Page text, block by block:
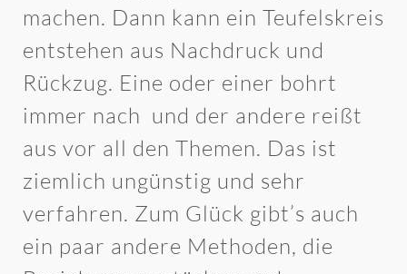
machen. Dann kann ein Teufelskreis
entstehen aus Nachdruck und
Rückzug. Eine oder einer bohrt
immer nach und der andere reißt
aus vor all den Themen. Das ist
ziemlich ungünstig und sehr
verfahren. Zum Glück gibt’s auch
ein paar andere Methoden, die